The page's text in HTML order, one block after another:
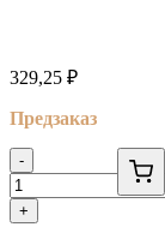
329,25 ₽
Предзаказ
-
+